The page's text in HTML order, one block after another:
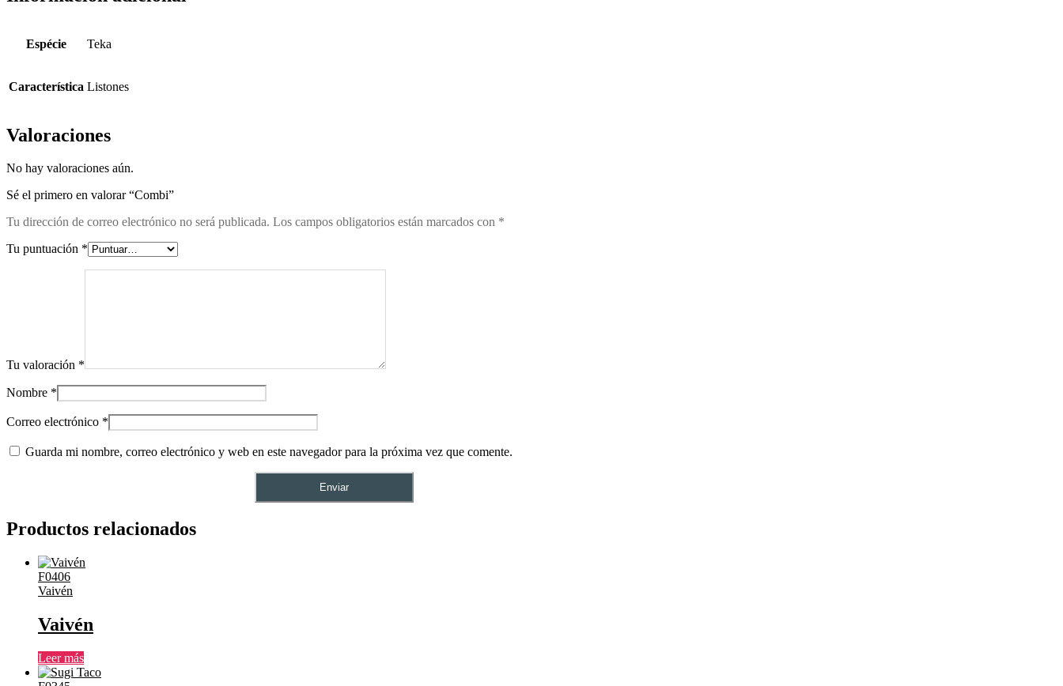
Espécie Teka
Característica Listones
Valoraciones
No hay valoraciones aún.
Sé el primero en valorar “Combi”
Tu dirección de correo electrónico no será publicada. Los campos obligatorios están marcados con *
Tu puntuación *
Tu valoración *
Nombre *
Correo electrónico *
Guarda mi nombre, correo electrónico y web en este navegador para la próxima vez que comente.
Productos relacionados
F0406
Vaivén
Vaivén
Leer más